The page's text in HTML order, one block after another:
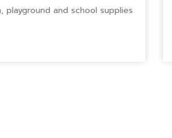
playground and school supplies